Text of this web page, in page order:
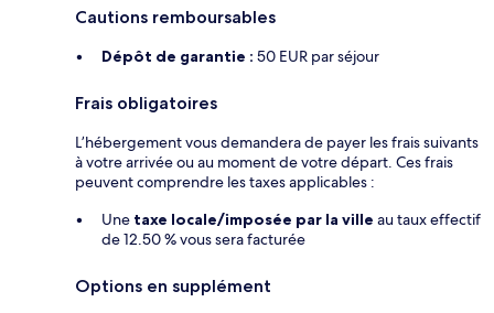
Cautions remboursables
Dépôt de garantie : 50 EUR par séjour
Frais obligatoires
L’hébergement vous demandera de payer les frais suivants
à votre arrivée ou au moment de votre départ. Ces frais
peuvent comprendre les taxes applicables :
Une taxe locale/imposée par la ville au taux effectif
de 12.50 % vous sera facturée
Options en supplément